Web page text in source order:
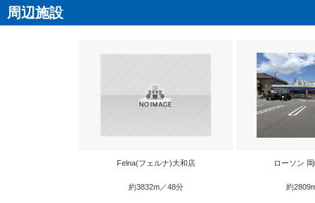
周辺施設
Felna(フェルナ)大和店
約3832m／48分
ローソン
約